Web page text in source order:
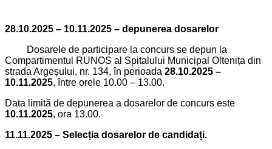
28.10.2025 – 10.11.2025 – depunerea dosarelor
Dosarele de participare la concurs se depun la
Compartimentul RUNOS al Spitalului Municipal Oltenița din
strada Argeșului, nr. 134, în perioada 28.10.2025 –
10.11.2025, între orele 10.00 – 13.00.
Data limită de depunerea a dosarelor de concurs este
10.11.2025, ora 13.00.
11.11.2025 – Selecția dosarelor de candidați.